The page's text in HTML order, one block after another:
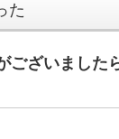
た
ございました